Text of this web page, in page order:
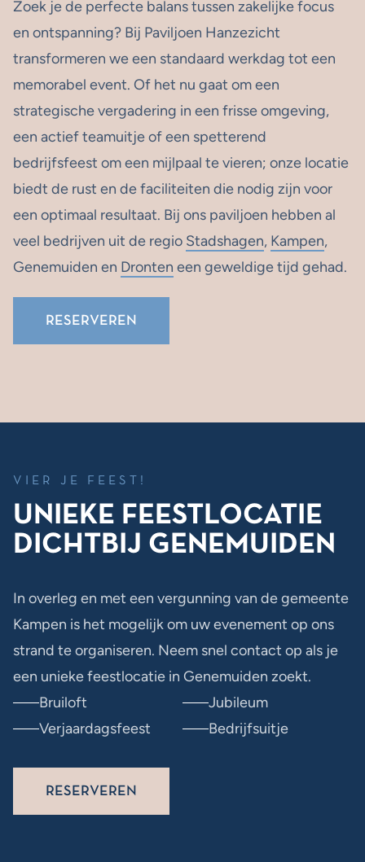
Zoek je de perfecte balans tussen zakelijke focus
en ontspanning? Bij Paviljoen Hanzezicht
transformeren we een standaard werkdag tot een
memorabel event. Of het nu gaat om een
strategische vergadering in een frisse omgeving,
een actief teamuitje of een spetterend
bedrijfsfeest om een mijlpaal te vieren; onze locatie
biedt de rust en de faciliteiten die nodig zijn voor
een optimaal resultaat. Bij ons paviljoen hebben al
veel bedrijven uit de regio Stadshagen, Kampen,
Genemuiden en Dronten een geweldige tijd gehad.
RESERVEREN
VIER JE FEEST!
UNIEKE FEESTLOCATIE
DICHTBIJ GENEMUIDEN
In overleg en met een vergunning van de gemeente
Kampen is het mogelijk om uw evenement op ons
strand te organiseren. Neem snel contact op als je
een unieke feestlocatie in Genemuiden zoekt.
Bruiloft
Jubileum
Verjaardagsfeest
Bedrijfsuitje
RESERVEREN